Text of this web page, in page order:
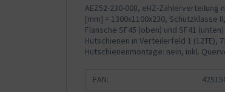
AEZ52-230-008, eHZ-Zählerverteilung
[mm] = 1300x1100x230, Schutzklasse
Flansche SF45 (oben) und SF41
Hutschienen in Verteilerfeld 1 (12TE),
Hutschienenmontage: nein, inkl.
EAN: